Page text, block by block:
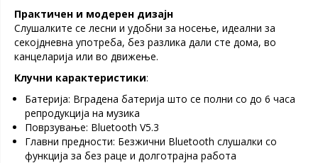
Практичен и модерен дизајн
Слушалките се лесни и удобни за носење, идеални за
секојдневна употреба, без разлика дали сте дома, во
канцеларија или во движење.
Клучни карактеристики:
Батерија: Вградена батерија што се полни со до 6 часа
репродукција на музика
Поврзување: Bluetooth V5.3
Главни предности: Безжични Bluetooth слушалки со
функција за без раце и долготрајна работа